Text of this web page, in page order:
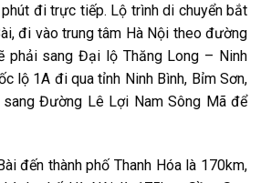
đi trực tiếp. Lộ trình di chuyển bắt
đi vào trung tâm Hà Nội theo đường
phải sang Đại lộ Thăng Long – Ninh
lộ 1A đi qua tỉnh Ninh Bình, Bỉm Sơn,
sang Đường Lê Lợi Nam Sông Mã để
đến thành phố Thanh Hóa là 170km,